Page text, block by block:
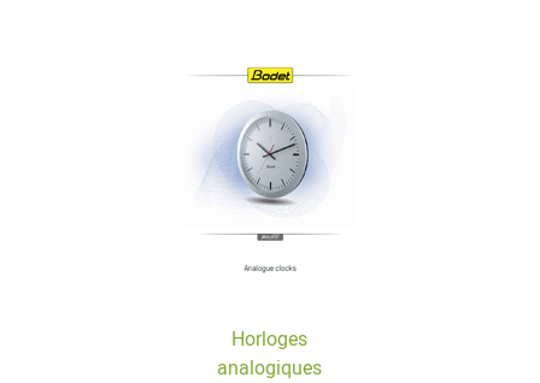
Horloges
analogiques